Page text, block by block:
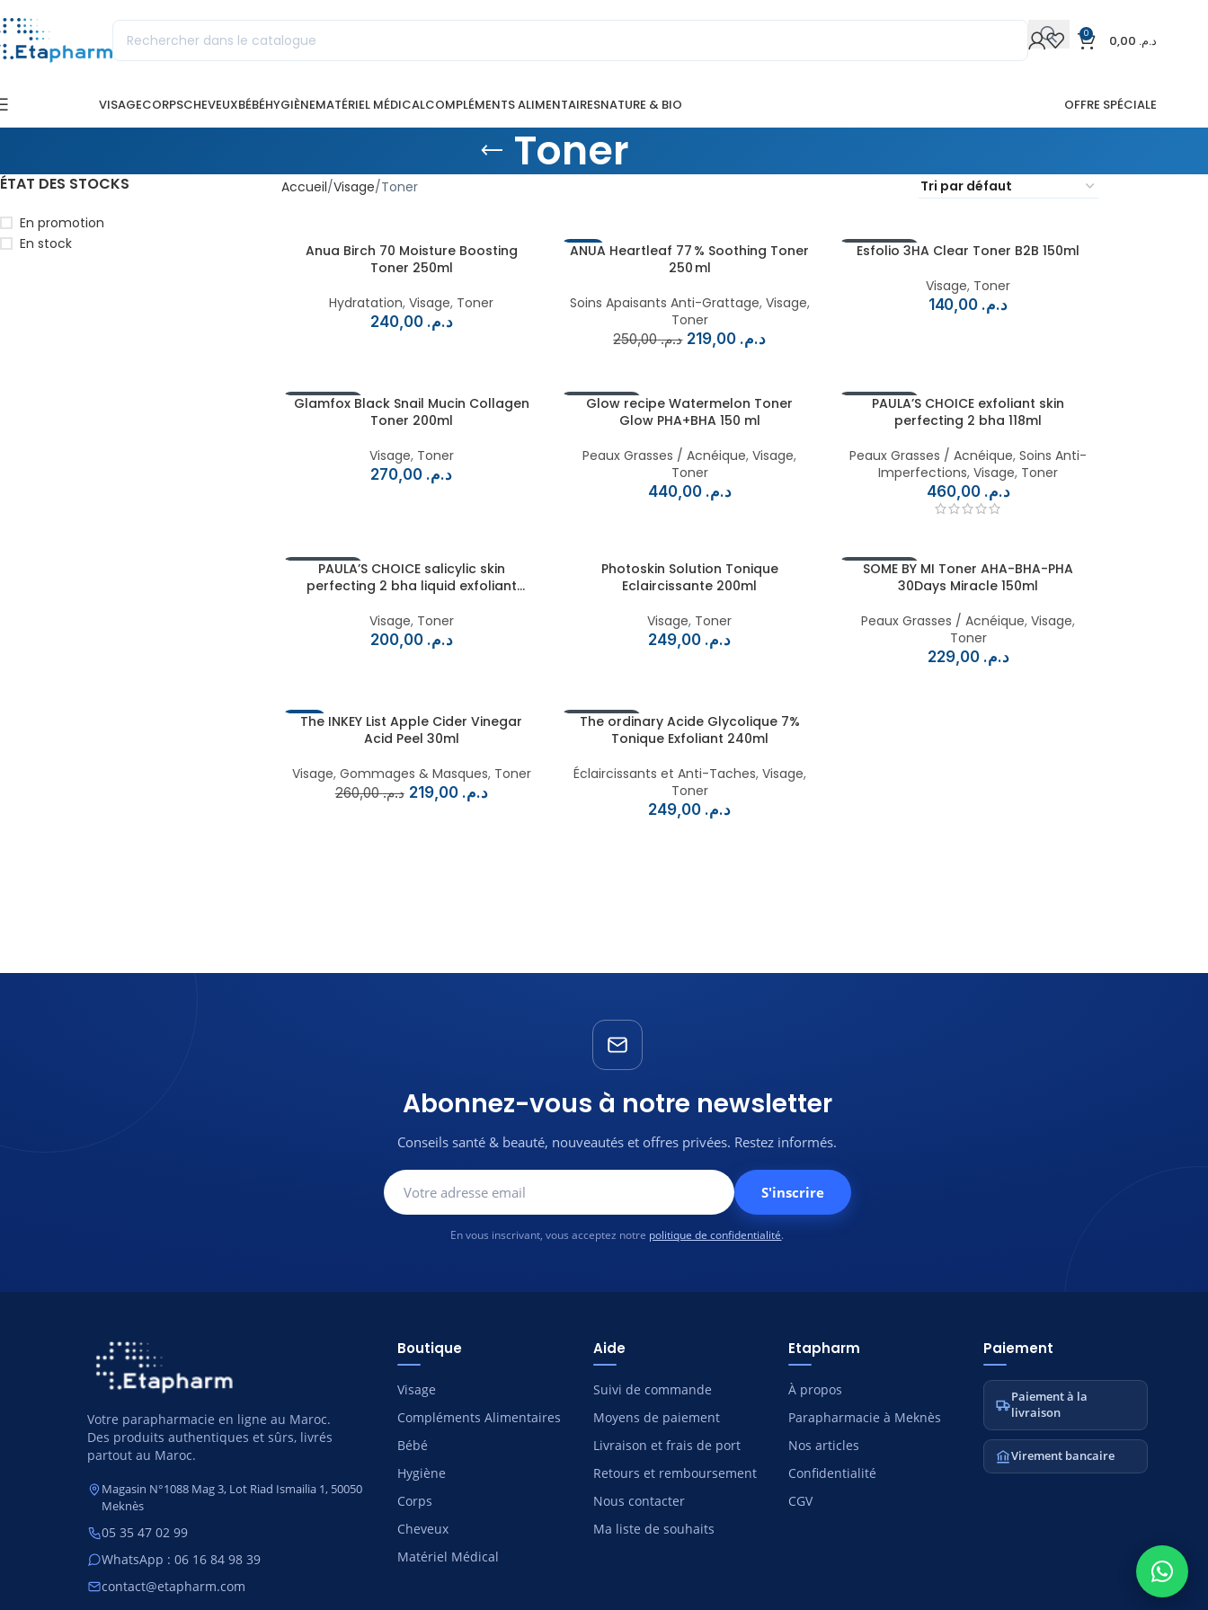
0 د.م.
VISAGECORPSCHEVEUXBÉBÉHYGIÈNEMATÉRIEL MÉDICALCOMPLÉMENTS ALIMENTAIRESNATURE & BIO OFFRE SPÉCIALE
Toner
ÉTAT DES STOCKS
En promotion
En stock
Accueil Visage Toner
Anua Birch 70 Moisture Boosting
Toner 250ml
Hydratation,Visage, Toner
د.م. 240,00
-12%
ANUA Heartleaf 77 % Soothing Toner
250 ml
Soins Apaisants Anti-Grattage, Visage,
Toner
د.م.250,00 د.م.
EN RUPTURE
Esfolio 3HA Clear Toner B2B 150ml
Visage, Toner
د.م.
EN RUPTURE
Glamfox Black Snail Mucin Collagen
Toner 200ml
Visage, Toner
د.م.
EN RUPTURE
Glow recipe Watermelon Toner
Glow PHA+BHA 150 ml
Peaux Grasses / Acnéique,Visage,
Toner
د.م. 440,00
EN RUPTURE
PAULA’S CHOICE exfoliant skin
perfecting 2 bha 118ml
Peaux Grasses / Acnéique,Soins Anti-
Imperfections,Visage, Toner
د.م. 460,00
EN RUPTURE
PAULA’S CHOICE salicylic skin
perfecting 2 bha liquid exfoliant
Visage, Toner
د.م. 200,00
Photoskin Solution Tonique
Eclaircissante 200ml
Visage, Toner
د.م.
EN RUPTURE
SOME BY MI Toner AHA-BHA-PHA
30Days Miracle 150ml
Peaux Grasses / Acnéique,Visage,
Toner
د.م. 229,00
-16%
The INKEY List Apple Cider Vinegar
Acid Peel 30ml
Visage, Gommages & Masques, Toner
د.م.260,00 د.م. 219,00
EN RUPTURE
The ordinary Acide Glycolique 7%
Tonique Exfoliant 240ml
Éclaircissants et Anti-Taches, Visage,
Toner
د.م.
Abonnez-vous à notre newsletter
Conseils santé & beauté, nouveautés et offres privées. Restez informés.
S'inscrire
En vous inscrivant, vous acceptez notre politique de confidentialité.
Votre parapharmacie en ligne au Maroc.
Des produits authentiques et sûrs, livrés
partout au Maroc.
Magasin N°1088 Mag 3, Lot Riad Ismailia 1, 50050
Meknès
05 35 47 02 99
WhatsApp : 06 16 84 98 39
contact@etapharm.com
Boutique
Visage
Compléments Alimentaires
Bébé
Hygiène
Corps
Cheveux
Matériel Médical
Aide
Suivi de commande
Moyens de paiement
Livraison et frais de port
Retours et remboursement
Nous contacter
Ma liste de souhaits
Etapharm
À propos
Parapharmacie à Meknès
Nos articles
Confidentialité
CGV
Paiement
Paiement à la
livraison
Virement bancaire